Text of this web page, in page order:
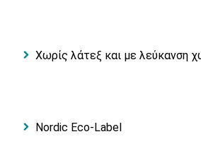
Χωρίς λάτεξ και με λεύκανση
Nordic Eco-Label